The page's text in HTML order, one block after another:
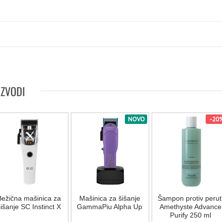
mašinica za
SC Instinct X
NOVO
Mašinica za šišanje
GammaPiu Alpha Up
-
Šampon protiv
Amethyste Advance
Purify 250 ml